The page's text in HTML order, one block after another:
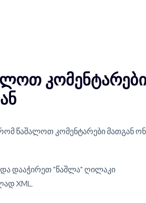
წაშალოთ კომენტარები მათგან
დააჭირეთ "წაშლა" ღილაკი
XML.